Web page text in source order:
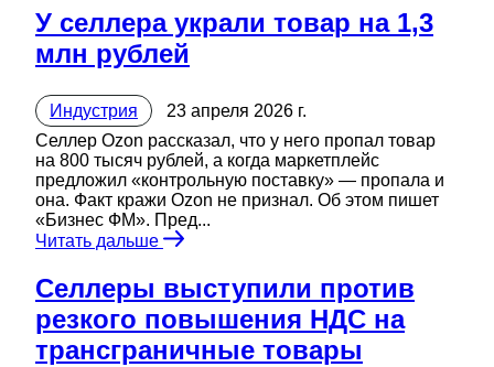
У селлера украли товар на 1,3
млн рублей
Индустрия
23 апреля 2026 г.
Селлер Ozon рассказал, что у него пропал товар
на 800 тысяч рублей, а когда маркетплейс
предложил «контрольную поставку» — пропала и
она. Факт кражи Ozon не признал. Об этом пишет
«Бизнес ФМ». Пред...
Читать дальше
Селлеры выступили против
резкого повышения НДС на
трансграничные товары